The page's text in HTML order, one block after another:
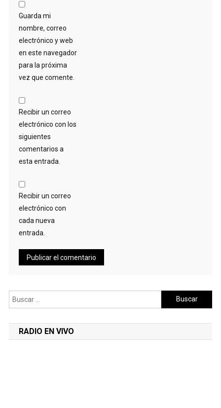
Guarda mi
nombre, correo
electrónico y web
en este navegador
para la próxima
vez que comente.
Recibir un correo
electrónico con los
siguientes
comentarios a
esta entrada.
Recibir un correo
electrónico con
cada nueva
entrada.
Buscar:
RADIO EN VIVO